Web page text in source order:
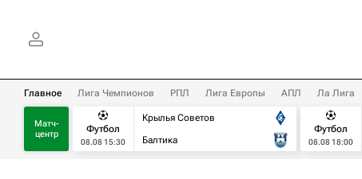
Главное Лига Чемпионов РПЛ Лига Европы АПЛ Ла Лига
Матч-
центр
Футбол
08.08 15:30
Крылья Советов
Балтика
Футбол
08.08 18:00